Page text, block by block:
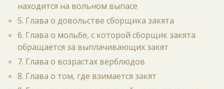
находится на вольном выпасе
5. Глава о довольстве сборщика закята
6. Глава о мольбе, с которой сборщик закята
обращается за выплачивающих закят
7. Глава о возрастах верблюдов
8. Глава о том, где взимается закят